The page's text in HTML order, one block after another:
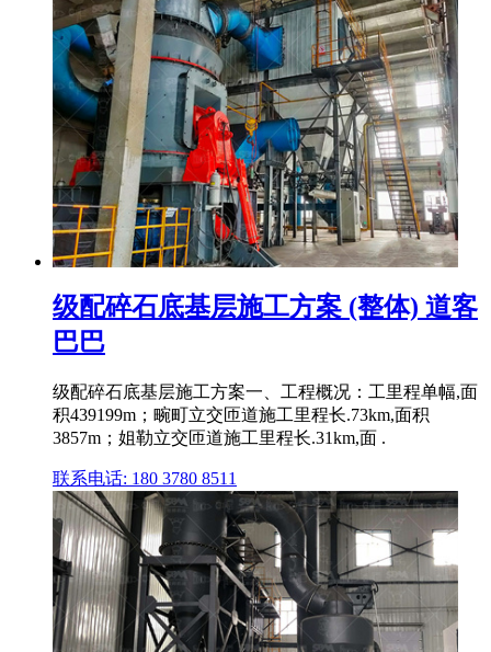
级配碎石底基层施工方案 (整体) 道客
巴巴
级配碎石底基层施工方案一、工程概况：工里程单幅,面
积439199m；畹町立交匝道施工里程长.73km,面积
3857m；姐勒立交匝道施工里程长.31km,面 .
联系电话: 180 3780 8511